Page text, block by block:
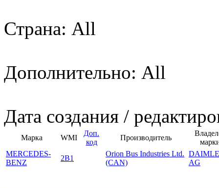
Страна: All
Дополнительно: All
Дата создания /
Марка WMI
Доп.
код
Производитель
MERCEDES-
BENZ
2B1
Orion Bus Industries Ltd.
(CAN)
AG